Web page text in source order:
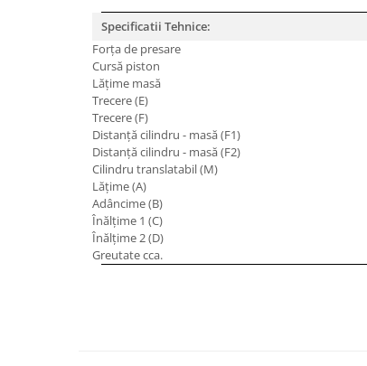
Masini de frezat multifunctionale
Masini de frezat universale SERVO
Masini de frezat verticale
Masini de slefuit metal
Masini de ascutit burghie
Masini de lustruit
Masini de polizat bavuri cu perii
Masini de rectificat plan
Masini de rectificat plan
Masini de rectificat rotund
Masini de satinat
Specificatii Tehnice:
Forţa de presare
Cursă piston
Lăţime masă
Trecere (E)
Trecere (F)
Distanţă cilindru - masă (F1)
Distanţă cilindru - masă (F2)
Cilindru translatabil (M)
Lăţime (A)
Adâncime (B)
Înălţime 1 (C)
Înălţime 2 (D)
Greutate cca.